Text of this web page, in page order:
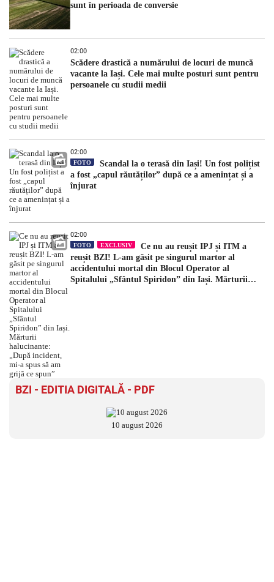
sunt în perioada de conversie
02:00
Scădere drastică a numărului de locuri de muncă
vacante la Iași. Cele mai multe posturi sunt pentru
persoanele cu studii medii
02:00
FOTO
Scandal la o terasă din Iași! Un fost polițist
a fost „capul răutăților” după ce a amenințat și a
înjurat
02:00
FOTO EXCLUSIV
Ce nu au reușit IPJ și ITM a
reușit BZI! L-am găsit pe singurul martor al
accidentului mortal din Blocul Operator al
Spitalului „Sfântul Spiridon” din Iași. Mărturii
BZI - EDITIA DIGITALĂ - PDF
10 august 2026